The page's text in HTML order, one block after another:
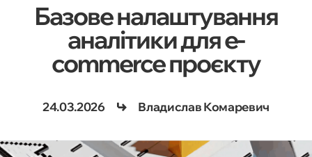
Базове налаштування
аналітики для e-
commerce проєкту
24.03.2026 Владислав Комаревич